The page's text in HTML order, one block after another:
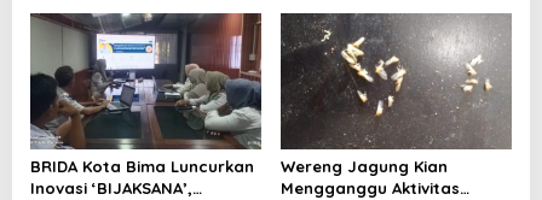
i
p
o
s
BRIDA Kota Bima Luncurkan
Inovasi ‘BIJAKSANA’,
Wereng Jagung Kian
Mengganggu Aktivitas